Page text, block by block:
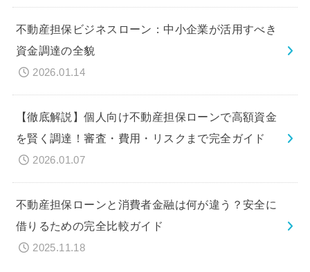
不動産担保ビジネスローン：中小企業が活用すべき
資金調達の全貌
2026.01.14
【徹底解説】個人向け不動産担保ローンで高額資金
を賢く調達！審査・費用・リスクまで完全ガイド
2026.01.07
不動産担保ローンと消費者金融は何が違う？安全に
借りるための完全比較ガイド
2025.11.18